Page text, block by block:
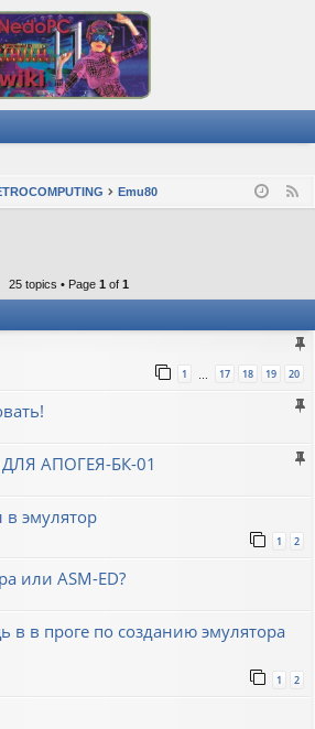
Emu80
25 topics • Page 1 of 1
1 … 17 18 19 20
АПОГЕЯ-БК-01
в эмулятор
1 2
или ASM-ED?
в в проге по созданию эмулятора
1 2